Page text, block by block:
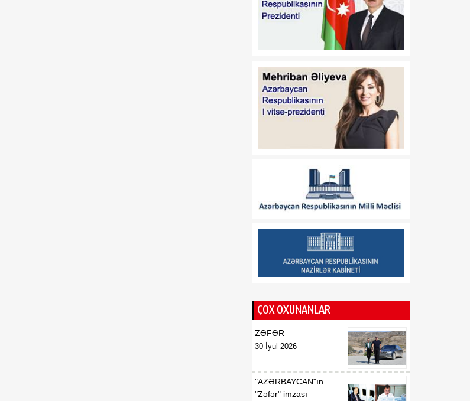
etməkdə maraqlıdır"
Azərbaycan önə keçir
06 Avqust
ÇOX OXUNANLAR
ZƏFƏR
30 İyul 2026
"AZƏRBAYCAN"ın
"Zəfər" imzası